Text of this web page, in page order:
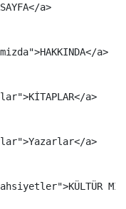
</a>
>HAKKINDA</a>
>KİTAPLAR</a>
a>
>KÜLTÜR